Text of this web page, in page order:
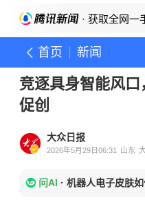
· 获取全网一
首页 新闻
竞逐具身智能风
促创
大众日报
2026年5月29日06:31 山东
问AI · 机器人电子皮肤如